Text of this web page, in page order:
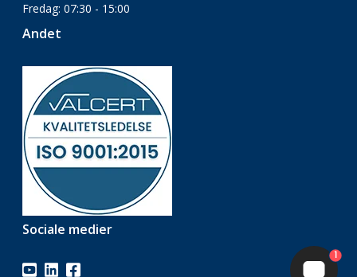
Fredag: 07:30 - 15:00
Andet
Sociale medier
1